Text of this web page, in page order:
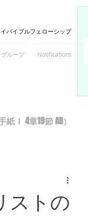
バイブルフェローシップ
グループ Notifications
Ⅰ 4章19節 AB）
ストの